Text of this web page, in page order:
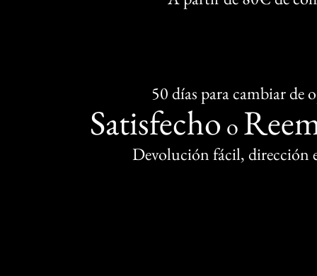
50 días para cambiar de
Satisfecho o
Devolución fácil, dirección